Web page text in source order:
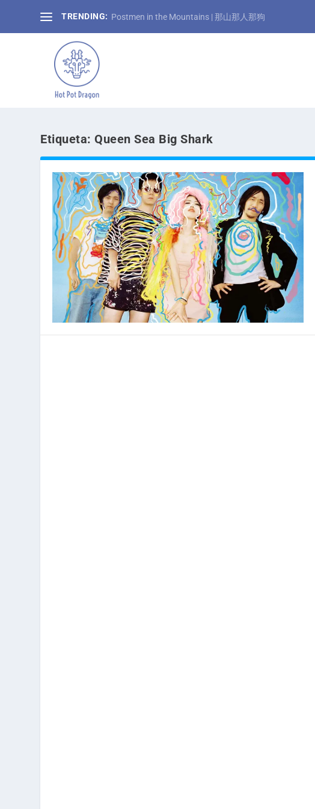
TRENDING: Postmen in the Mountains | 那山那人那狗
Etiqueta:Queen Sea Big Shark